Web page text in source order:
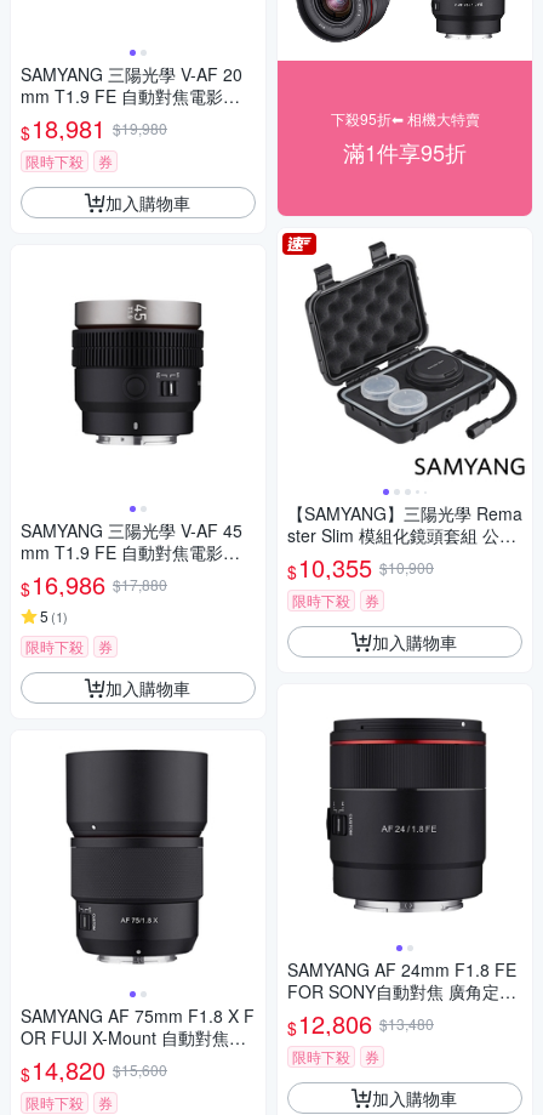
SAMYANG 三陽光學 V-AF 20
mm T1.9 FE 自動對焦電影鏡 S
ony FE 公司貨
$18,981 $19,980
限時下殺
券
加入購物車
SAMYANG 三陽光學 V-AF 45
mm T1.9 FE 自動對焦電影鏡 S
ony FE 公司貨
$16,986 $17,880
5 (1)
限時下殺 券
加入購物車
SAMYANG AF 75mm F1.8 X F
OR FUJI X-Mount 自動對焦鏡
頭 公司貨
$14,820 $15,600
限時下殺
券
下殺95折⬅︎ 相機大特賣
滿1件享95折
【SAMYANG】三陽光學 Rema
ster Slim 模組化鏡頭套組 公司
貨
$10,355 $10,900
限時下殺
券
加入購物車
SAMYANG AF 24mm F1.8 FE
FOR SONY自動對焦 廣角定焦
鏡頭 (公司貨)
$12,806 $13,480
限時下殺
券
加入購物車